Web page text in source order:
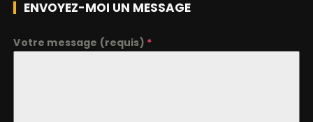
ENVOYEZ-MOI UN MESSAGE
Votre message (requis) *